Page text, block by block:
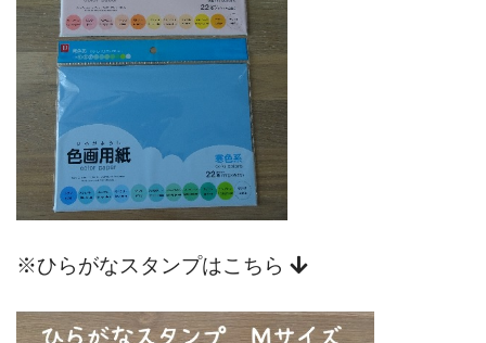
※ひらがなスタンプはこちら